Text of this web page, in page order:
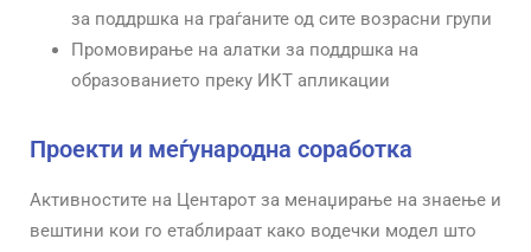
за поддршка на граѓаните од сите возрасни групи
Промовирање на алатки за поддршка на
образованието преку ИКТ апликации
Проекти и меѓународна соработка
Активностите на Центарот за менаџирање на знаење и
вештини кои го етаблираат како водечки модел што